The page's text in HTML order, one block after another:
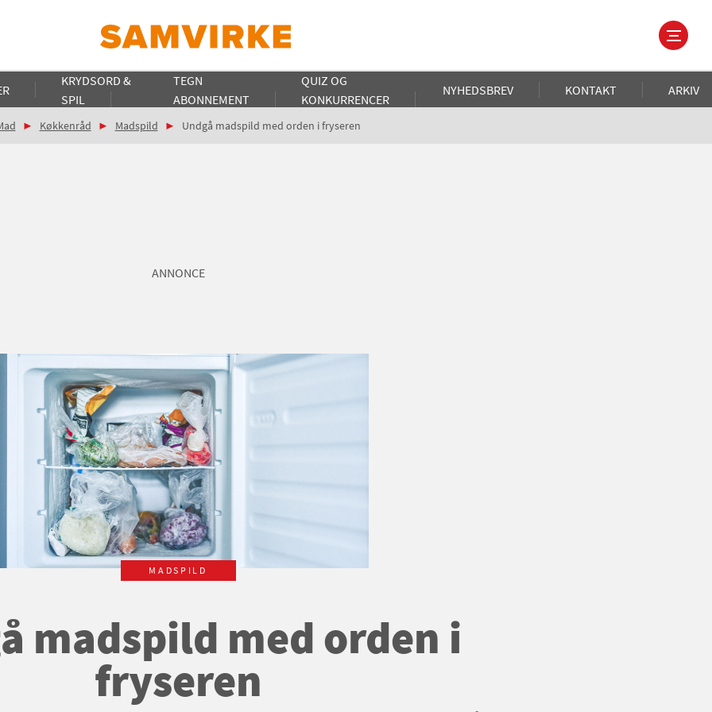
KRYDSORD &
SPIL
TEGN
ABONNEMENT
QUIZ OG
KONKURRENCER
NYHEDSBREV KONTAKT ARKIV
Køkkenråd Madspild Undgå madspild med orden i fryseren
ANNONCE
MADSPILD
madspild med orden i
fryseren